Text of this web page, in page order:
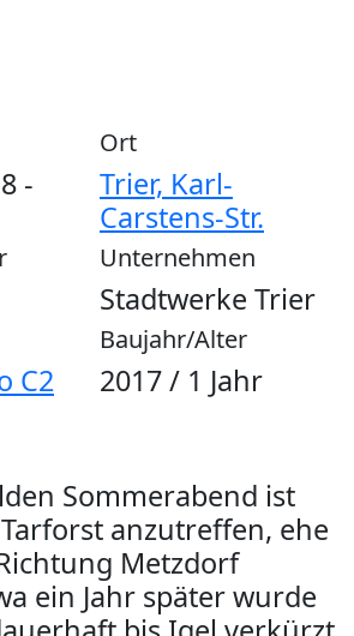
-
Ort
Trier, Karl-
Carstens-Str.
Unternehmen
Stadtwerke Trier
C2
Baujahr/Alter
2017 / 1 Jahr
Sommerabend ist
anzutreffen, ehe
Metzdorf
ein Jahr später wurde